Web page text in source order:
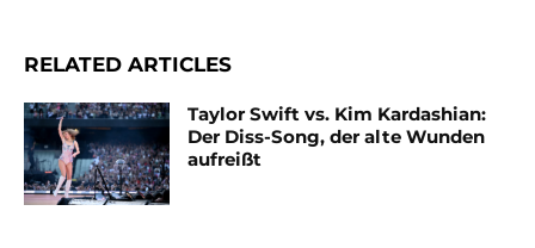
RELATED ARTICLES
Taylor Swift vs. Kim Kardashian:
Der Diss-Song, der alte Wunden
aufreißt